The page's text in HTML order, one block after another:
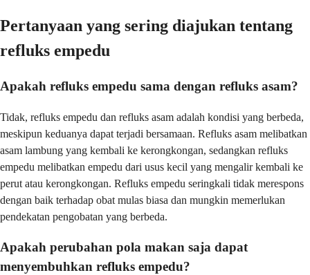
Pertanyaan yang sering diajukan tentang
refluks empedu
Apakah refluks empedu sama dengan refluks asam?
Tidak, refluks empedu dan refluks asam adalah kondisi yang berbeda,
meskipun keduanya dapat terjadi bersamaan. Refluks asam melibatkan
asam lambung yang kembali ke kerongkongan, sedangkan refluks
empedu melibatkan empedu dari usus kecil yang mengalir kembali ke
perut atau kerongkongan. Refluks empedu seringkali tidak merespons
dengan baik terhadap obat mulas biasa dan mungkin memerlukan
pendekatan pengobatan yang berbeda.
Apakah perubahan pola makan saja dapat
menyembuhkan refluks empedu?